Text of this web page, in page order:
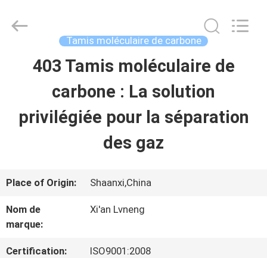
ACCUEIL
PRODUITS
DE
RÉALITÉ
Lvneng
Purification
Tamis moléculaire de carbone
403 Tamis moléculaire de
carbone : La solution
privilégiée pour la séparation
des gaz
Place of Origin: Shaanxi,China
Nom de
marque:
Xi'an Lvneng
Certification: ISO9001:2008